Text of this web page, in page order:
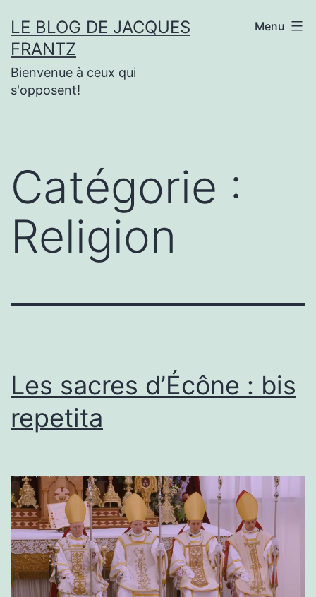
au
contenu
LE BLOG DE JACQUES
FRANTZ
Bienvenue à ceux qui
s'opposent!
Menu
Catégorie :
Religion
Les sacres d’Écône : bis
repetita